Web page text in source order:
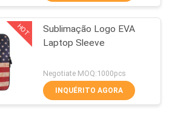
Case
49
HOT
Sublimação Logo EVA
Laptop Sleeve
Negotiate MOQ:1000pcs
INQUÉRITO AGORA